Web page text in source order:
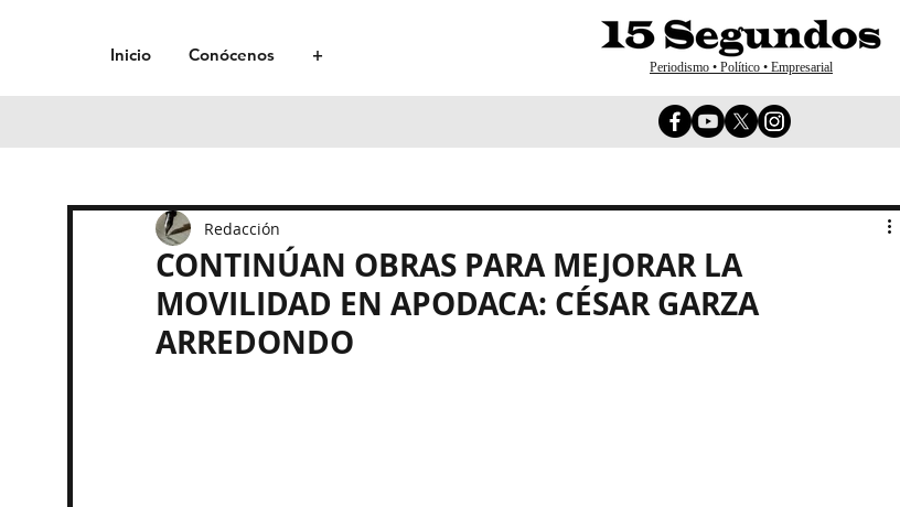
Inicio Conócenos +
Periodismo • Político • Empresarial
CONTINÚAN OBRAS PARA MEJORAR LA
MOVILIDAD EN APODACA: CÉSAR GARZA
ARREDONDO
Redacción